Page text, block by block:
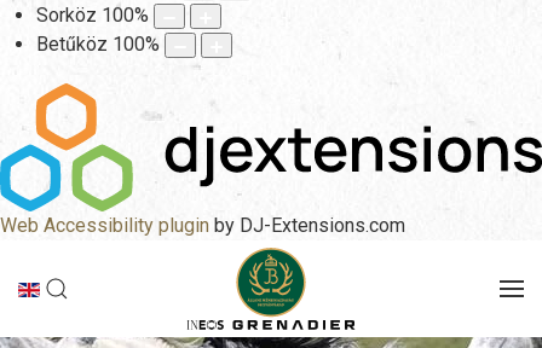
Sorköz 100%
Betűköz 100%
Web Accessibility plugin by DJ-Extensions.com